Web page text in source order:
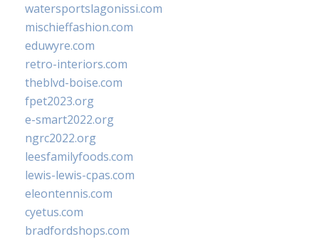
watersportslagonissi.com
mischieffashion.com
eduwyre.com
retro-interiors.com
theblvd-boise.com
fpet2023.org
e-smart2022.org
ngrc2022.org
leesfamilyfoods.com
lewis-lewis-cpas.com
eleontennis.com
cyetus.com
bradfordshops.com